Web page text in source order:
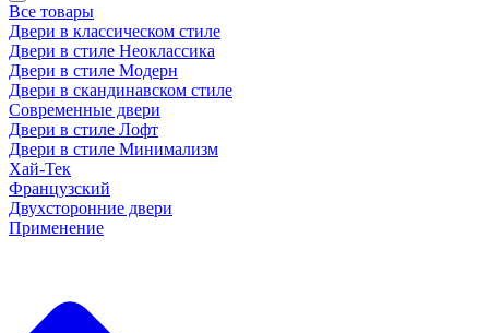
Все товары
Двери в классическом стиле
Двери в стиле Неоклассика
Двери в стиле Модерн
Двери в скандинавском стиле
Современные двери
Двери в стиле Лофт
Двери в стиле Минимализм
Хай-Тек
Французский
Двухсторонние двери
Применение